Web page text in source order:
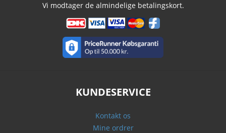
Vi modtager de almindelige betalingskort.
KUNDESERVICE
Kontakt os
Mine ordrer